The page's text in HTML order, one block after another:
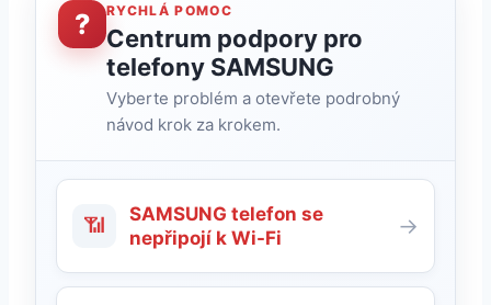
? RYCHLÁ POMOC
Centrum podpory pro
telefony SAMSUNG
Vyberte problém a otevřete podrobný
návod krok za krokem.
📶
SAMSUNG telefon se
nepřipojí k Wi-Fi
→